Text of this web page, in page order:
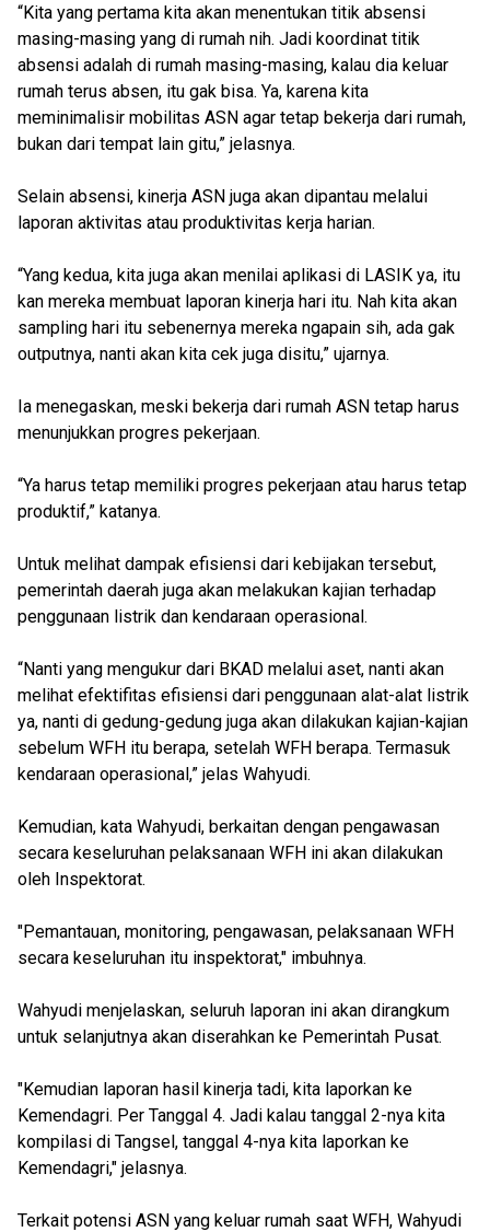
“Kita yang pertama kita akan menentukan titik absensi
masing-masing yang di rumah nih. Jadi koordinat titik
absensi adalah di rumah masing-masing, kalau dia keluar
rumah terus absen, itu gak bisa. Ya, karena kita
meminimalisir mobilitas ASN agar tetap bekerja dari rumah,
bukan dari tempat lain gitu,” jelasnya.
Selain absensi, kinerja ASN juga akan dipantau melalui
laporan aktivitas atau produktivitas kerja harian.
“Yang kedua, kita juga akan menilai aplikasi di LASIK ya, itu
kan mereka membuat laporan kinerja hari itu. Nah kita akan
sampling hari itu sebenernya mereka ngapain sih, ada gak
outputnya, nanti akan kita cek juga disitu,” ujarnya.
Ia menegaskan, meski bekerja dari rumah ASN tetap harus
menunjukkan progres pekerjaan.
“Ya harus tetap memiliki progres pekerjaan atau harus tetap
produktif,” katanya.
Untuk melihat dampak efisiensi dari kebijakan tersebut,
pemerintah daerah juga akan melakukan kajian terhadap
penggunaan listrik dan kendaraan operasional.
“Nanti yang mengukur dari BKAD melalui aset, nanti akan
melihat efektifitas efisiensi dari penggunaan alat-alat listrik
ya, nanti di gedung-gedung juga akan dilakukan kajian-kajian
sebelum WFH itu berapa, setelah WFH berapa. Termasuk
kendaraan operasional,” jelas Wahyudi.
Kemudian, kata Wahyudi, berkaitan dengan pengawasan
secara keseluruhan pelaksanaan WFH ini akan dilakukan
oleh Inspektorat.
"Pemantauan, monitoring, pengawasan, pelaksanaan WFH
secara keseluruhan itu inspektorat," imbuhnya.
Wahyudi menjelaskan, seluruh laporan ini akan dirangkum
untuk selanjutnya akan diserahkan ke Pemerintah Pusat.
"Kemudian laporan hasil kinerja tadi, kita laporkan ke
Kemendagri. Per Tanggal 4. Jadi kalau tanggal 2-nya kita
kompilasi di Tangsel, tanggal 4-nya kita laporkan ke
Kemendagri," jelasnya.
Terkait potensi ASN yang keluar rumah saat WFH, Wahyudi